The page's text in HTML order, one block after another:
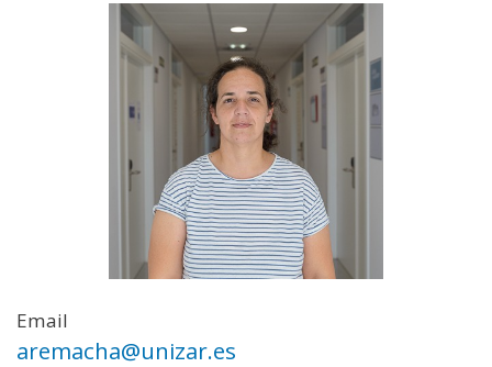
Email
aremacha@unizar.es